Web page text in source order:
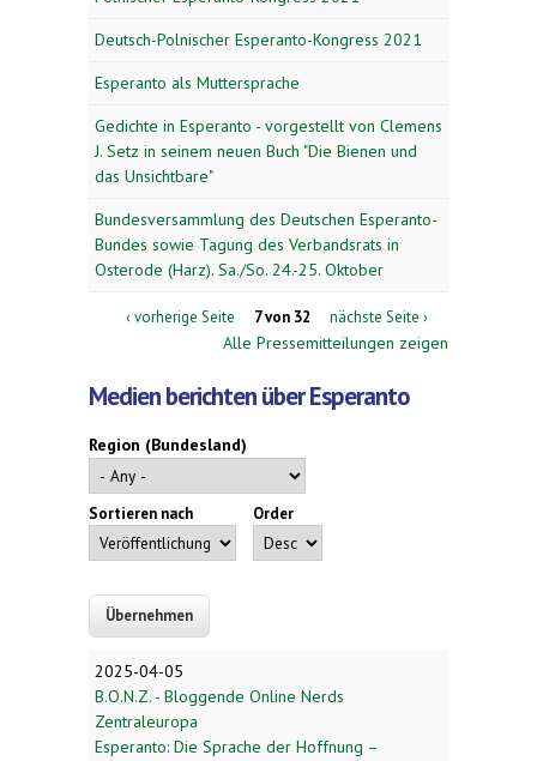
Deutsch-Polnischer Esperanto-Kongress 2021
Esperanto als Muttersprache
Gedichte in Esperanto - vorgestellt von Clemens
J. Setz in seinem neuen Buch "Die Bienen und
das Unsichtbare"
Bundesversammlung des Deutschen Esperanto-
Bundes sowie Tagung des Verbandsrats in
Osterode (Harz). Sa./So. 24.-25. Oktober
‹ vorherige Seite 7 von 32 nächste Seite ›
Alle Pressemitteilungen zeigen
Medien berichten über Esperanto
Region (Bundesland)
Sortieren nach Order
2025-04-05
B.O.N.Z. - Bloggende Online Nerds
Zentraleuropa
Esperanto: Die Sprache der Hoffnung –